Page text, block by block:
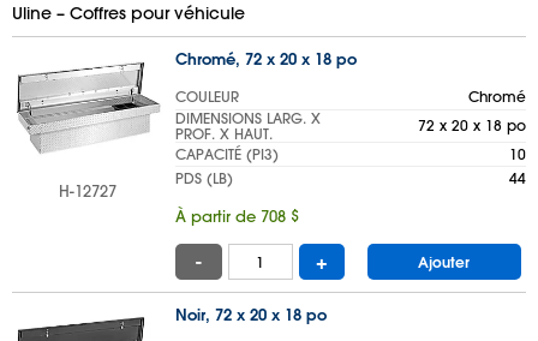
Uline – Coffres pour véhicule
H-12727
Chromé, 72 x 20 x 18 po
COULEUR
Chromé
DIMENSIONS LARG. X
PROF. X HAUT.
72 x 20 x 18 po
CAPACITÉ (PI3)
10
PDS (LB)
44
À partir de 708 $
- + Ajouter
Noir, 72 x 20 x 18 po